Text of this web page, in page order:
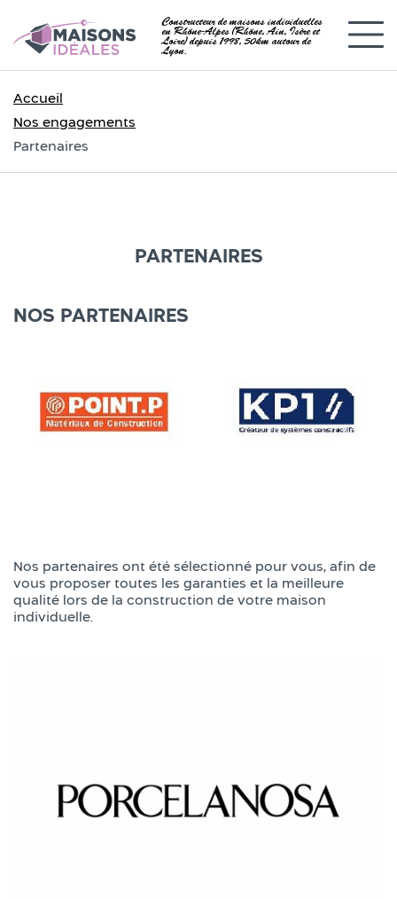
Constructeur de maisons individuelles
en Rhône-Alpes (Rhône, Ain, Isère et
Loire) depuis 1998, 50km autour de
Lyon.
Accueil
Nos engagements
Partenaires
PARTENAIRES
Nos partenaires ont été sélectionné pour vous, afin de
vous proposer toutes les garanties et la meilleure
qualité lors de la construction de votre maison
individuelle.
NOS PARTENAIRES